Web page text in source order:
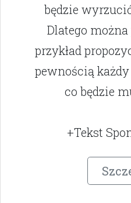
będzie
Dlatego
przykład
pewnością
co będzie
+Tekst